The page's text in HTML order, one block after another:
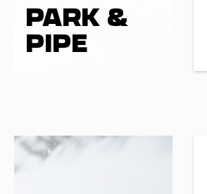
PARK &
PIPE